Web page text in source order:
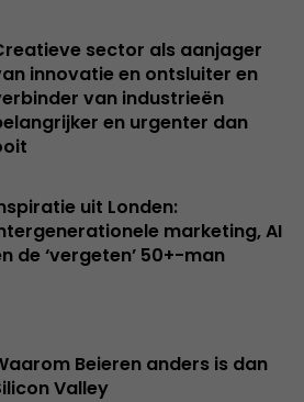
sector als aanjager
innovatie en ontsluiter en
van industrieën
en urgenter dan
uit Londen:
marketing, AI
de ‘vergeten’ 50+-man
Beieren anders is dan
Valley